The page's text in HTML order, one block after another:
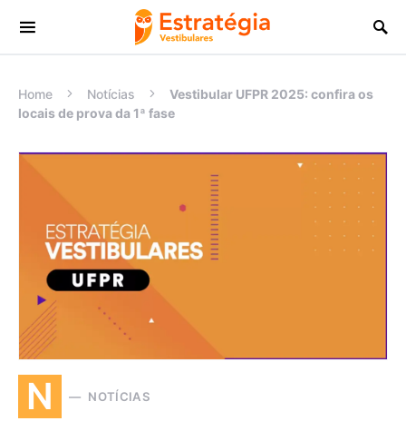
Procurar:
Home Notícias
Vestibular UFPR 2025: confira os
locais de prova da 1ª fase
N NOTÍCIAS